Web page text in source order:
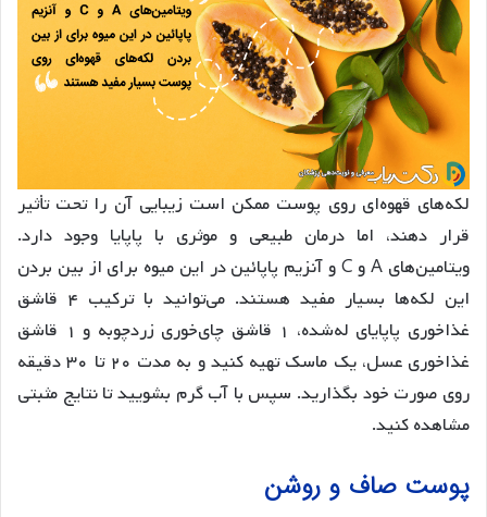
لکه‌های قهوه‌ای روی پوست ممکن است زیبایی آن را تحت تأثیر
قرار دهند، اما درمان طبیعی و موثری با پاپایا وجود دارد.
ویتامین‌های A و C و آنزیم پاپائین در این میوه برای از بین بردن
این لکه‌ها بسیار مفید هستند. می‌توانید با ترکیب ۴ قاشق
غذاخوری پاپایای له‌شده، ۱ قاشق چای‌خوری زردچوبه و ۱ قاشق
غذاخوری عسل، یک ماسک تهیه کنید و به مدت ۲۰ تا ۳۰ دقیقه
روی صورت خود بگذارید. سپس با آب گرم بشویید تا نتایج مثبتی
مشاهده کنید.
پوست صاف و روشن